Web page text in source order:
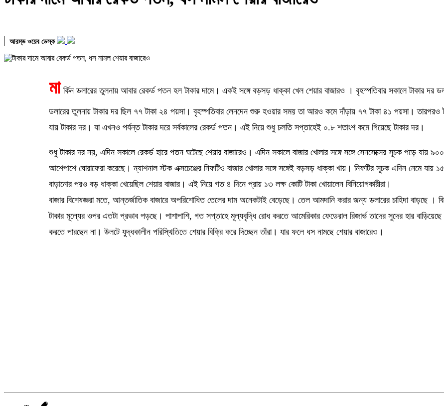
আরম্ভ ওয়েব ডেস্ক
মা র্কিন ডলারের তুলনায় আবার রেকর্ড পতন হল টাকার দামে। একই সঙ্গে বড়সড় ধাক্কা খেল শেয়ার বাজারও । বৃহস্পতিবার সকালে টাকার দর
ডলারের তুলনায় টাকার দর ছিল ৭৭ টাকা ২৪ পয়সা। বৃহস্পতিবার লেনদেন শুরু হওয়ার সময় তা আরও কমে দাঁড়ায় ৭৭ টাকা ৪১ পয়সা। তারপরও
যায় টাকার দর। যা এখনও পর্যন্ত টাকার দরে সর্বকালের রেকর্ড পতন। এই নিয়ে শুধু চলতি সপ্তাহেই ০.৮ শতাংশ কমে গিয়েছে টাকার দর।
শুধু টাকার দর নয়, এদিন সকালে রেকর্ড হারে পতন ঘটেছে শেয়ার বাজারেও। এদিন সকালে বাজার খোলার সঙ্গে সঙ্গে সেনসেক্সের সূচক পড়ে যায়
আশেপাশে ঘোরাফেরা করেছে। ন্যাশনাল স্টক এক্সচেঞ্জের নিফটিও বাজার খোলার সঙ্গে সঙ্গেই বড়সড় ধাক্কা খায়। নিফটির সূচক এদিন নেমে যায়
বাড়ানোর পরও বড় ধাক্কা খেয়েছিল শেয়ার বাজার। এই নিয়ে গত ৪ দিনে প্রায় ১৩ লক্ষ কোটি টাকা খোয়ালেন বিনিয়োগকারীরা।
বাজার বিশেষজ্ঞরা মতে, আন্তর্জাতিক বাজারে অপরিশোধিত তেলের দাম অনেকটাই বেড়েছে। তেল আমদানি করার জন্য ডলারের চাহিদা বাড়ছে ।
টাকার মূল্যের ওপর এতটা প্রভাব পড়ছে। পাশাপাশি, গত সপ্তাহে মূল্যবৃদ্ধি রোধ করতে আমেরিকার ফেডেরাল রিজার্ভ তাদের সুদের হার বাড়িয়েছে।
করতে পারছেন না। উলটে যুদ্ধকালীন পরিস্থিতিতে শেয়ার বিক্রি করে দিচ্ছেন তাঁরা। যার ফলে ধস নামছে শেয়ার বাজারেও।